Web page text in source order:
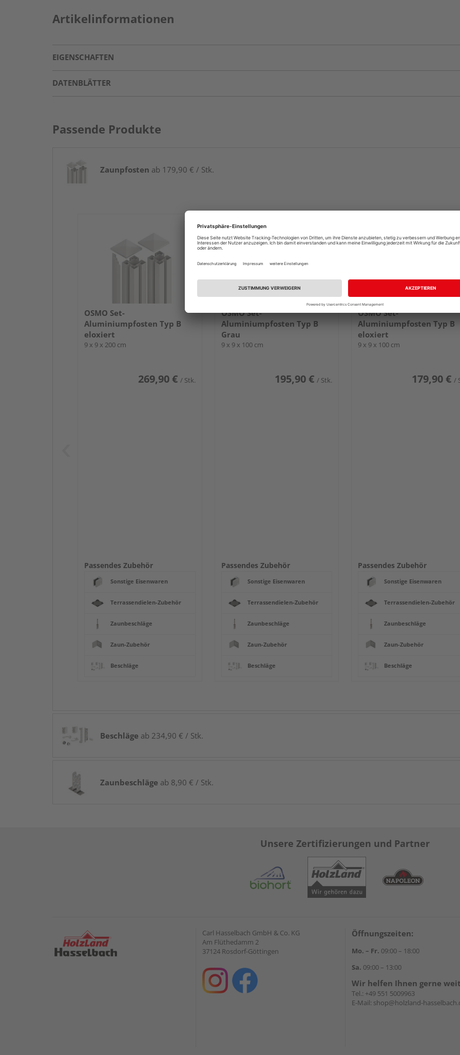
Artikelinformationen
EIGENSCHAFTEN
DATENBLÄTTER
Passende Produkte
Zaunpfosten ab 179,90 € / Stk.
OSMO Set-
Aluminiumpfosten Typ B
eloxiert
9 x 9 x 200 cm
269,90 € / Stk.
Passendes Zubehör
Sonstige Eisenwaren
Terrassendielen-Zubehör
Zaunbeschläge
Zaun-Zubehör
Beschläge
OSMO Set-
Aluminiumpfosten Typ B
Grau
9 x 9 x 100 cm
195,90 € / Stk.
Passendes Zubehör
Sonstige Eisenwaren
Terrassendielen-Zubehör
Zaunbeschläge
Zaun-Zubehör
Beschläge
OSMO Set-
Aluminiumpfosten Typ B
eloxiert
9 x 9 x 100 cm
179,90 € /
Passendes Zubehör
Sonstige Eisenwaren
Terrassendielen-Zubehör
Zaunbeschläge
Zaun-Zubehör
Beschläge
Beschläge ab 234,90 € / Stk.
Zaunbeschläge ab 8,90 € / Stk.
Unsere Zertifizierungen und Partner
Carl Hasselbach GmbH & Co. KG
Am Flüthedamm 2
37124 Rosdorf-Göttingen
Öffnungszeiten:
Mo. – Fr. 09:00 – 18:00
Sa. 09:00 – 13:00
Wir helfen Ihnen gerne
Tel.: +49 551 5009963
E-Mail: shop@holzland-